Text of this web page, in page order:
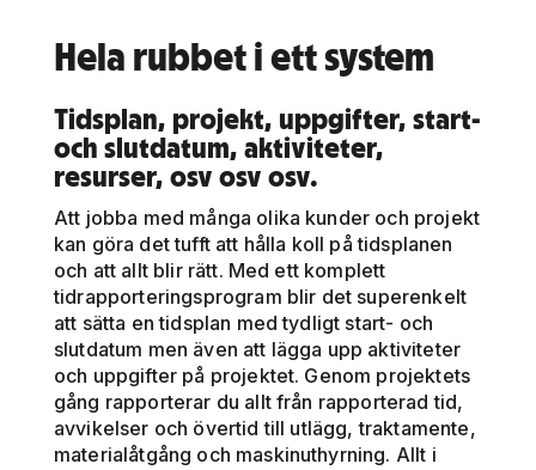
Hela rubbet i ett system
Tidsplan, projekt, uppgifter, start-
och slutdatum, aktiviteter,
resurser, osv osv osv.
Att jobba med många olika kunder och projekt
kan göra det tufft att hålla koll på tidsplanen
och att allt blir rätt. Med ett komplett
tidrapporteringsprogram blir det superenkelt
att sätta en tidsplan med tydligt start- och
slutdatum men även att lägga upp aktiviteter
och uppgifter på projektet. Genom projektets
gång rapporterar du allt från rapporterad tid,
avvikelser och övertid till utlägg, traktamente,
materialåtgång och maskinuthyrning. Allt i